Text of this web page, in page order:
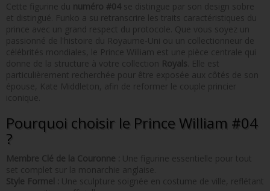
Cette figurine du numéro #04 se distingue par son design sobre
et distingué. Funko a su retranscrire les traits caractéristiques du
prince avec un grand respect du protocole. Que vous soyez un
passionné de l'histoire du Royaume-Uni ou un collectionneur de
célébrités mondiales, le Prince William est une pièce centrale qui
donne de la structure à votre collection Royals . Elle est
particulièrement recherchée pour être exposée aux côtés de son
épouse, Kate Middleton, afin de reformer le couple princier
iconique.
Pourquoi choisir le Prince William #04
?
Membre Clé de la Couronne : Une figurine essentielle pour tout
set complet sur la monarchie anglaise.
Style Formel : Une sculpture soignée en costume de ville, reflétant